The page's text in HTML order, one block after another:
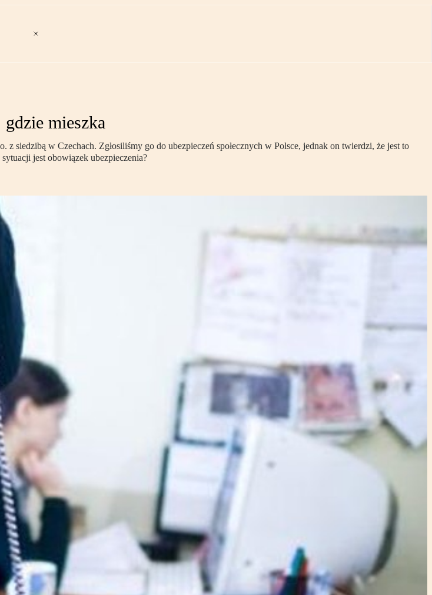
mieszka
siedzibą w Czechach. Zgłosiliśmy go do ubezpieczeń społecznych w Polsce, jednak on twierdzi, że jest to
jest obowiązek ubezpieczenia?